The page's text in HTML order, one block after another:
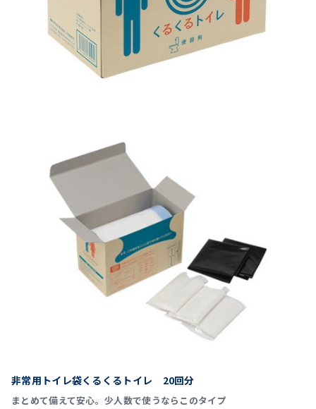
非常用トイレ袋くるくるトイレ 20回分
まとめて備えて安心。少人数で使うならこのタイプ